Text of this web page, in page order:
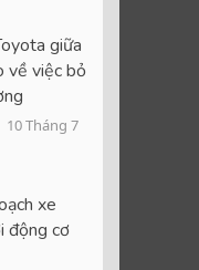
giữa
về việc bỏ
10 Tháng 7
xe
động cơ